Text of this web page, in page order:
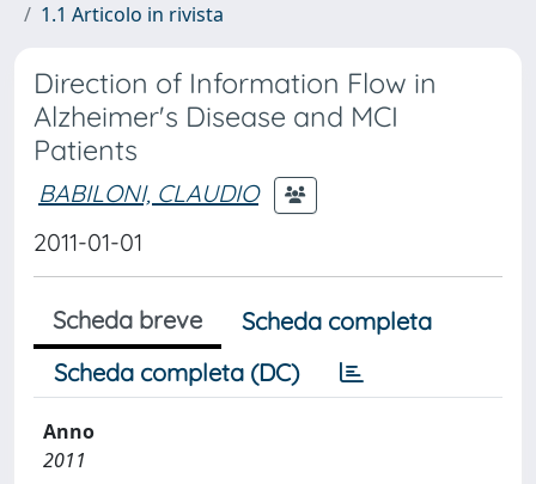
1.1 Articolo in rivista
Direction of Information Flow in
Alzheimer's Disease and MCI
Patients
BABILONI, CLAUDIO
2011-01-01
Scheda breve
Scheda completa
Scheda completa (DC)
Anno
2011